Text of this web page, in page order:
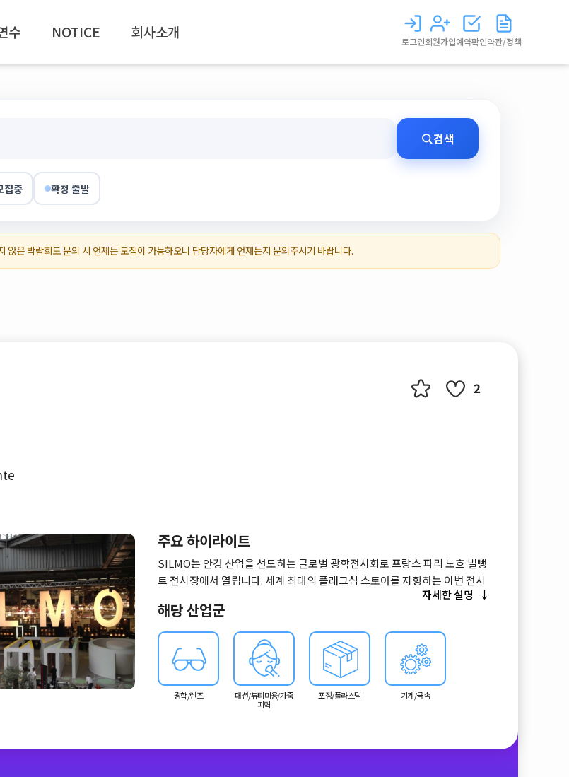
수 NOTICE 회사소개
로그인회원가입예약확인약관/정책
검색
집중 확정 출발
않은 박람회도 문의 시 언제든 모집이 가능하오니 담당자에게 언제든지 문의주시기 바랍니다.
2
주요 하이라이트
SILMO는 안경 산업을 선도하는 글로벌 광학전시회로 프랑스 파리 노흐 빌뺑
트 전시장에서 열립니다. 세계 최대의 플래그십 스토어를 지향하는 이번 전시
회는 패션, 헬스, 혁신, 교육훈련 등 4가지 테마를 소개하며 이전과는 다른 새
로운 접근으로 차별화를 기할 예정이며 출품업체와 방문객의 요구에 보다 효
과적으로 부응하고 전시 리더로서 위상을 강화하기 위해 리뉴얼을 단행한 것
도 올해 이벤트의 특징이라 하겠습니다.
자세한 설명
해당 산업군
광학/렌즈
패션/뷰티미용/가죽
피혁
포장/플라스틱 기계/금속